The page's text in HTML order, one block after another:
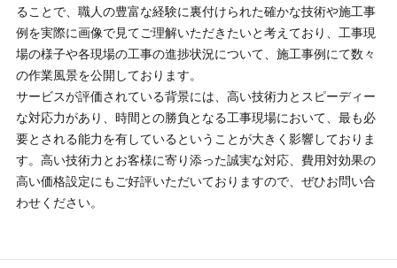
ることで、職人の豊富な経験に裏付けられた確かな技術や施工事
例を実際に画像で見てご理解いただきたいと考えており、工事現
場の様子や各現場の工事の進捗状況について、施工事例にて数々
の作業風景を公開しております。
サービスが評価されている背景には、高い技術力とスピーディー
な対応力があり、時間との勝負となる工事現場において、最も必
要とされる能力を有しているということが大きく影響しておりま
す。高い技術力とお客様に寄り添った誠実な対応、費用対効果の
高い価格設定にもご好評いただいておりますので、ぜひお問い合
わせください。